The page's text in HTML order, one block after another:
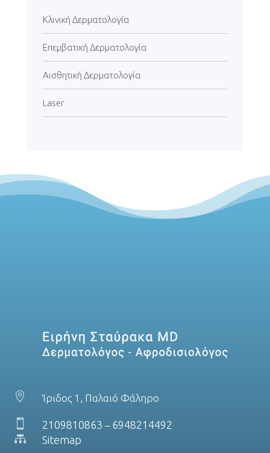
Κλινική Δερματολογία
Επεμβατική Δερματολογία
Αισθητική Δερματολογία
Laser
 Ίριδος 1, Παλαιό Φάληρο
 2109810863 – 6948214492

Sitemap